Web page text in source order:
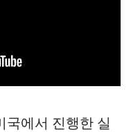
국에서 진행한 실